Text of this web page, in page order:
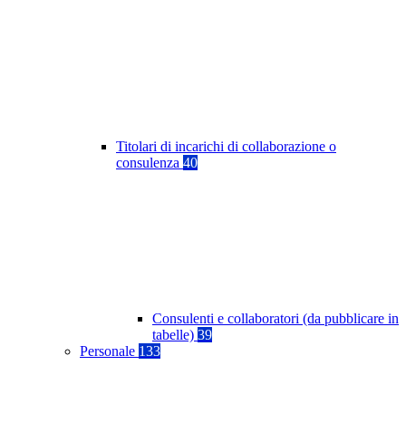
Titolari di incarichi di collaborazione o
consulenza 40
Consulenti e collaboratori (da pubblicare in
tabelle) 39
Personale 133